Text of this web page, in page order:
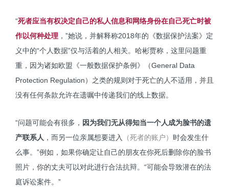
“死者应当有权决定自己的私人信息和网络身份在自己死亡时被
作以何种处理 ，”她说，并解释称2018年的《数据保护法案》定
义中的“个人数据”仅与活着的人相关。哈彬贾称，这里问题重
重，因为诸如欧盟《一般数据保护条例》（General Data
Protection Regulation）之类的规则对于死亡的人不适用，并且
没有任何条款允许在遗嘱中传递我们的线上数据。
“问题可能会有很多， 因为我们无从得知当一个人成为脸书的遗
产联系人 ，而另一位亲属想要进入 （死者的账户） 时会发生什
么事。”例如，如果你确定让自己的朋友在你死后删除你的脸书
照片，你的丈夫可以对此进行合法抗辩。“可能会导致潜在的法
庭诉讼案件。”